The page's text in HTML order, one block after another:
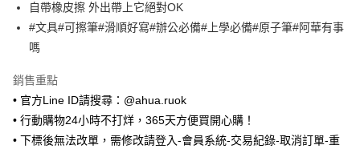
悠遊付
ATM付款
全家取貨付款
每筆NT$65，滿NT$688(含以上)免運費
自帶橡皮擦 外出帶上它絕對OK
#文具#可擦筆#滑順好寫#辦公必備#上學必備#原子筆#阿華有事
嗎
銷售重點
• 官方Line ID請搜尋：@ahua.ruok
• 行動購物24小時不打烊，365天方便買開心購！
• 下標後無法改單，需修改請登入-會員系統-交易紀錄-取消訂單-重